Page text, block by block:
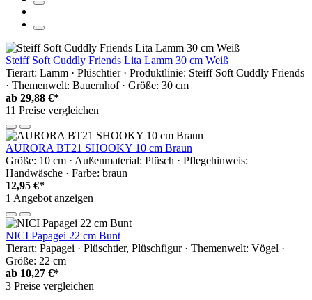
Steiff Soft Cuddly Friends Lita Lamm 30 cm Weiß
Tierart: Lamm · Plüschtier · Produktlinie: Steiff Soft Cuddly Friends
· Themenwelt: Bauernhof · Größe: 30 cm
ab 29,88 €*
11 Preise vergleichen
AURORA BT21 SHOOKY 10 cm Braun
Größe: 10 cm · Außenmaterial: Plüsch · Pflegehinweis:
Handwäsche · Farbe: braun
12,95 €*
1 Angebot anzeigen
NICI Papagei 22 cm Bunt
Tierart: Papagei · Plüschtier, Plüschfigur · Themenwelt: Vögel ·
Größe: 22 cm
ab 10,27 €*
3 Preise vergleichen